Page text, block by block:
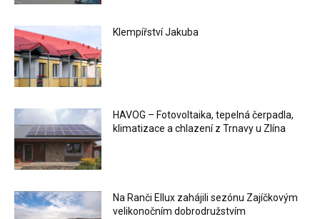
Klempířství Jakuba
HAVOG – Fotovoltaika, tepelná čerpadla,
klimatizace a chlazení z Trnavy u Zlína
Na Ranči Ellux zahájili sezónu Zajíčkovým
velikonočním dobrodružstvím